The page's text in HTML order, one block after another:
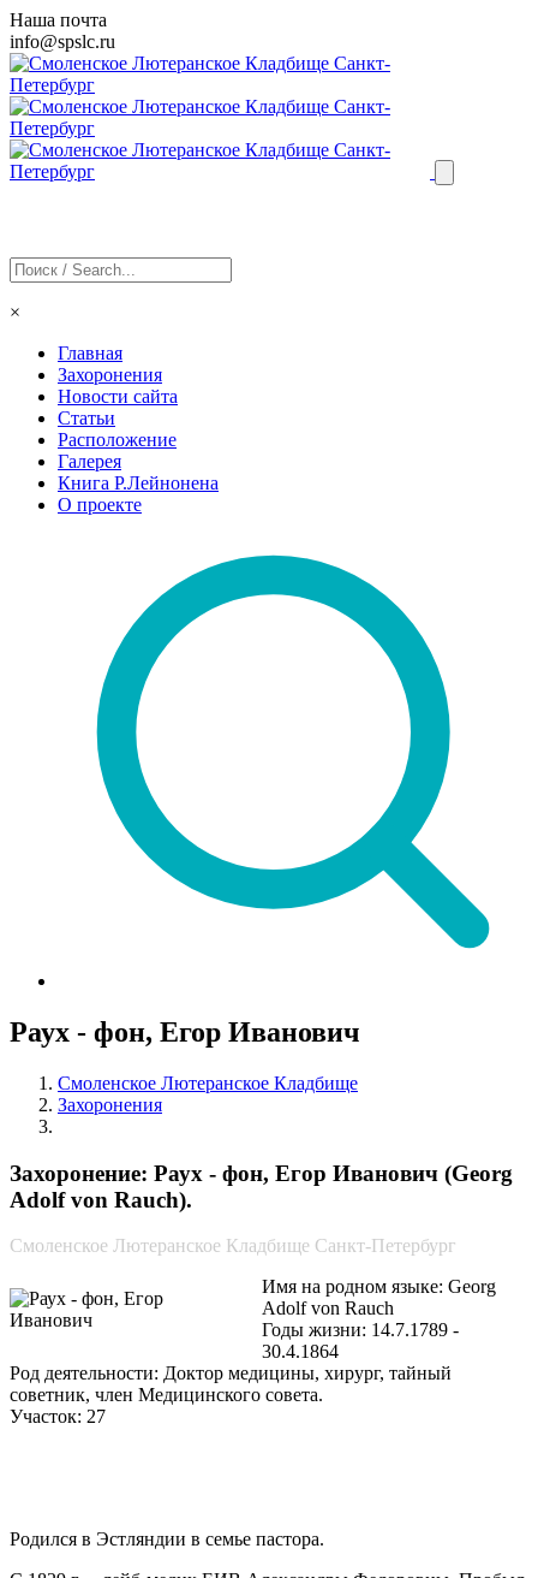
Наша почта
info@spslc.ru
×
Главная
Захоронения
Новости сайта
Статьи
Расположение
Галерея
Книга Р.Лейнонена
О проекте
Раух - фон, Егор Иванович
Смоленское Лютеранское Кладбище
Захоронения
Захоронение: Раух - фон, Егор Иванович (Georg
Adolf von Rauch).
Смоленское Лютеранское Кладбище Санкт-Петербург
Имя на родном языке: Georg
Adolf von Rauch
Годы жизни: 14.7.1789 -
30.4.1864
Род деятельности: Доктор медицины, хирург, тайный
советник, член Медицинского совета.
Участок: 27
Родился в Эстляндии в семье пастора.